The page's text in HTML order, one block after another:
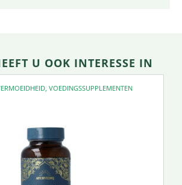
U OOK INTERESSE IN
VOEDINGSSUPPLEMENTEN